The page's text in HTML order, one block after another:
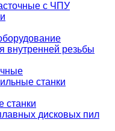
с ЧПУ
внутренней резьбы
станки
станки
дисковых пил